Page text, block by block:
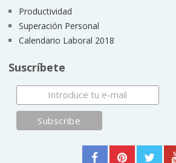
Productividad
Superación Personal
Calendario Laboral 2018
Suscríbete